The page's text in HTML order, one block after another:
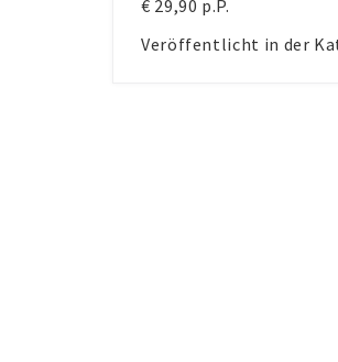
€ 29,90 p.P.
Veröffentlicht in der